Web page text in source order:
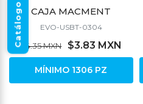
Catálogo CAJA MACMENT
EVO-USBT-0304
$4.35 MXN $3.83 MXN
MÍNIMO 1306 PZ